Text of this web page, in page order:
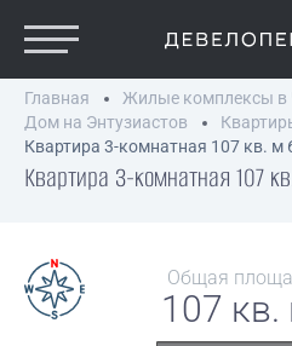
Главная
Жилые комплексы в
Дом на Энтузиастов
Квартира 3-комнатная 107 кв. м
Квартира 3-комнатная 107
Общая
107 кв.